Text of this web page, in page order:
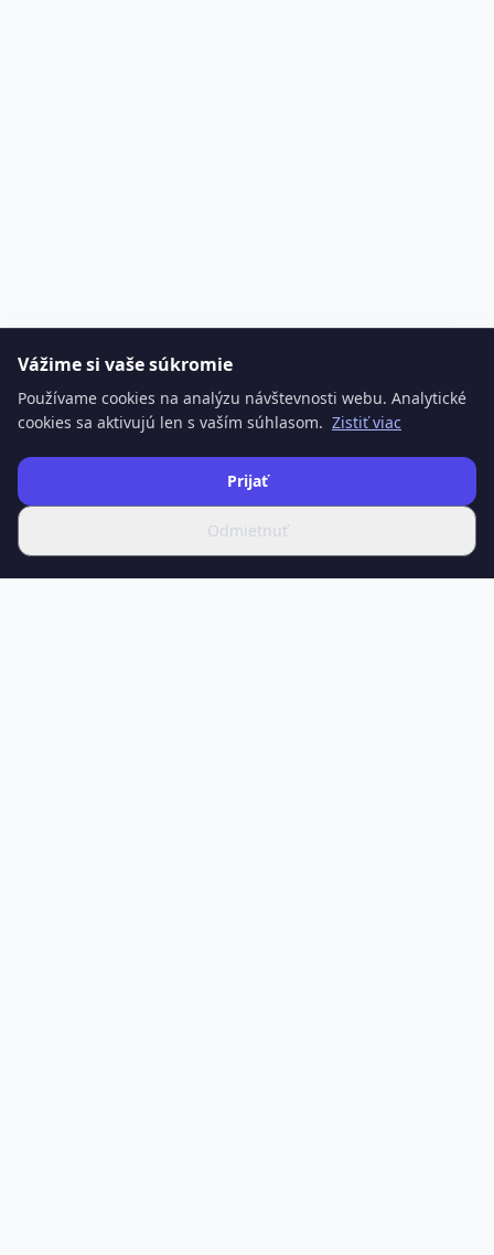
Vážime si vaše súkromie
Používame cookies na analýzu návštevnosti webu. Analytické
cookies sa aktivujú len s vaším súhlasom. Zistiť viac
Odmietnuť
Prijať